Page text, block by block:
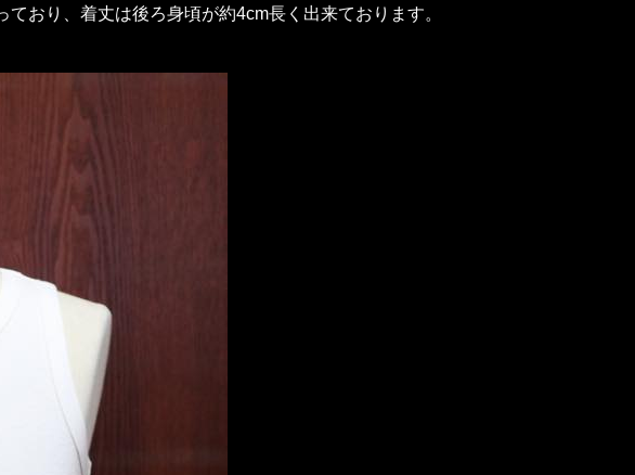
おり、着丈は後ろ身頃が約4cm長く出来ております。